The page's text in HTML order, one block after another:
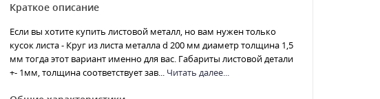
Краткое описание
Если вы хотите купить листовой металл, но вам нужен только
кусок листа - Круг из листа металла d 200 мм диаметр толщина 1,5
мм тогда этот вариант именно для вас. Габариты листовой детали
+- 1мм, толщина соответствует зав... Читать далее...